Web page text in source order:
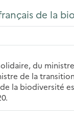
de la
du
de la
la biodiversité